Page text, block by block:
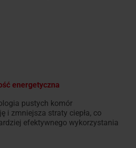
energetyczna
pustych komór
i zmniejsza straty ciepła, co
efektywnego wykorzystania